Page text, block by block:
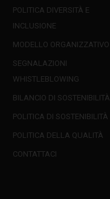
POLITICA DIVERSITÀ E
INCLUSIONE
MODELLO ORGANIZZATIVO
SEGNALAZIONI
WHISTLEBLOWING
BILANCIO DI SOSTENIBILITÀ
POLITICA DI SOSTENIBILITÀ
POLITICA DELLA QUALITÀ
CONTATTACI